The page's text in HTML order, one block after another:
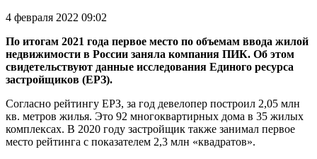
4 февраля 2022 09:02
По итогам 2021 года первое место по объемам ввода жилой
недвижимости в России заняла компания ПИК. Об этом
свидетельствуют данные исследования Единого ресурса
застройщиков (ЕРЗ).
Согласно рейтингу ЕРЗ, за год девелопер построил 2,05 млн
кв. метров жилья. Это 92 многоквартирных дома в 35 жилых
комплексах. В 2020 году застройщик также занимал первое
место рейтинга с показателем 2,3 млн «квадратов».